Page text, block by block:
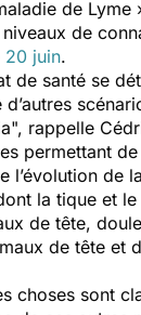
de Lyme
de
20 juin.
de santé se
rappelle
permettant
l’évolution de
la tique et
de tête,
de tête et
choses sont